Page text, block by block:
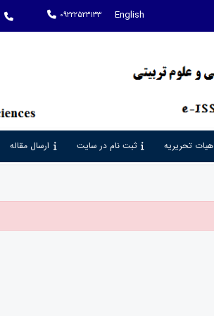
English
09222523133
هیات تحریریه ثبت نام در سایت ارسال مقاله